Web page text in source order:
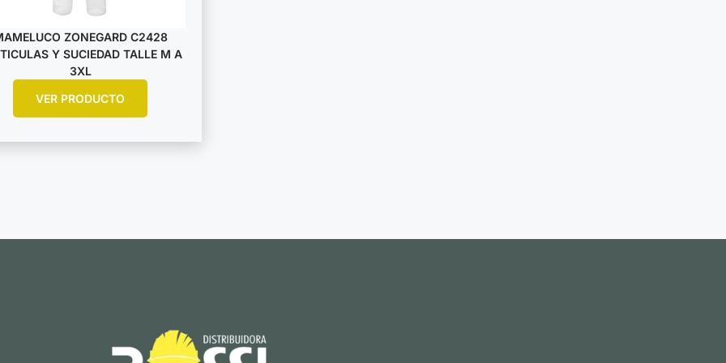
ZONEGARD C2428
Y SUCIEDAD TALLE M A
3XL
VER PRODUCTO